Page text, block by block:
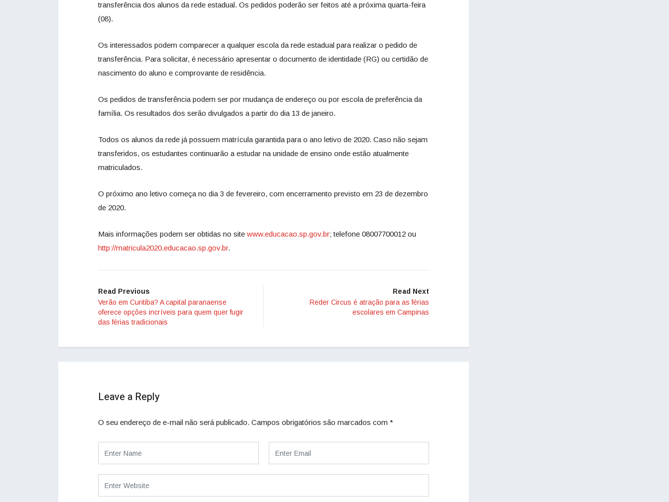
transferência dos alunos da rede estadual. Os pedidos poderão ser feitos até a próxima quarta-feira
(08).
Os interessados podem comparecer a qualquer escola da rede estadual para realizar o pedido de
transferência. Para solicitar, é necessário apresentar o documento de identidade (RG) ou certidão de
nascimento do aluno e comprovante de residência.
Os pedidos de transferência podem ser por mudança de endereço ou por escola de preferência da
família. Os resultados dos serão divulgados a partir do dia 13 de janeiro.
Todos os alunos da rede já possuem matrícula garantida para o ano letivo de 2020. Caso não sejam
transferidos, os estudantes continuarão a estudar na unidade de ensino onde estão atualmente
matriculados.
O próximo ano letivo começa no dia 3 de fevereiro, com encerramento previsto em 23 de dezembro
de 2020.
Mais informações podem ser obtidas no site www.educacao.sp.gov.br; telefone 08007700012 ou
http://matricula2020.educacao.sp.gov.br.
Read Previous
Verão em Curitiba? A capital paranaense
oferece opções incríveis para quem quer fugir
das férias tradicionais
Read Next
Reder Circus é atração para as férias
escolares em Campinas
Leave a Reply
O seu endereço de e-mail não será publicado. Campos obrigatórios são marcados com *